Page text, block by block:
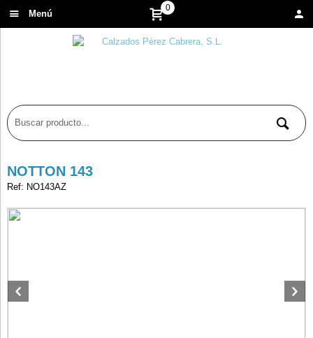
0
NOTTON 143
Ref: NO143AZ
Menú